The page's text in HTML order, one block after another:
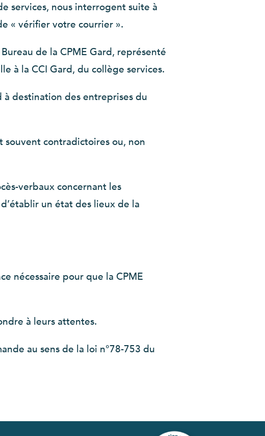
services, nous interrogent suite à
« vérifier votre courrier ».
de la CPME Gard, représenté
à la CCI Gard, du collège services.
à destination des entreprises du
souvent contradictoires ou, non
verbaux concernant les
un état des lieux de la
nécessaire pour que la CPME
à leurs attentes.
au sens de la loi n°78-753 du